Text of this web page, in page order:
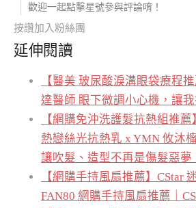
歡迎一起點擊星號參與評論唷！
按讚加入粉絲團
延伸閱讀
【醫美 玻尿酸淚溝眼袋療程
達醫師 眼下微調小心機，讓我
【網購免沖洗護髮抗熱組推
熱戀絲光抗熱乳 x YMN 攸沐
讓吹髮、造型不再是傷髮惡夢
【網購手持風扇推薦】CStar
FAN80 網購手持風扇推薦｜